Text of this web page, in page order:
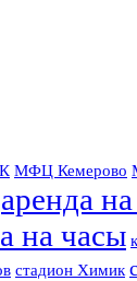
МФЦ Кемерово
аренда
на часы
стадион Химик